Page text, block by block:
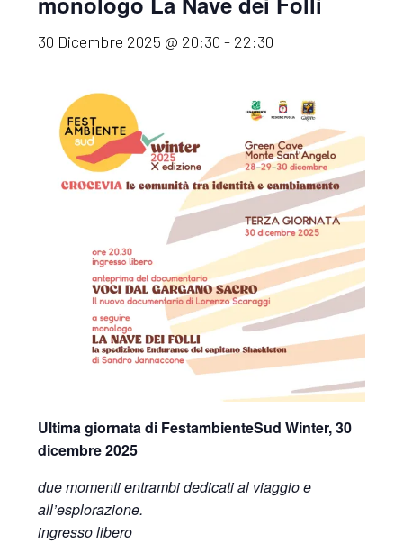
30 Dicembre 2025 @ 20:30 - 22:30
Ultima giornata di FestambienteSud Winter, 30
dicembre 2025
due momenti entrambi dedicati al viaggio e
all’esplorazione.
ingresso libero